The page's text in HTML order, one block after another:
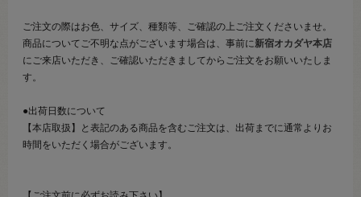
ご注文の際はお色、サイズ、種類等、ご確認の上ご注文くださいませ。
商品についてご不明な点がございます場合は、事前に新宿オカダヤ本店
にご来店いただき、ご確認いただきましてからご注文をお願いいたしま
す。
●出荷日数について
【本店取扱】と表記のある商品を含むご注文は、出荷までに通常よりお
時間をいただく場合がございます。